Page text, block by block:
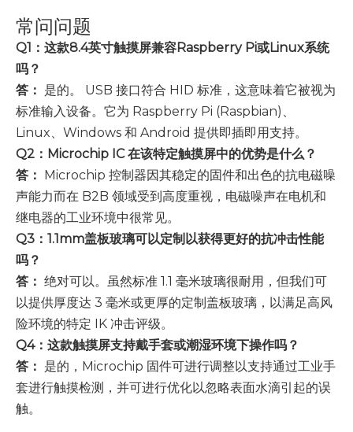
常问问题
Q1：这款8.4英寸触摸屏兼容Raspberry Pi或Linux系统
吗？
答： 是的。 USB 接口符合 HID 标准，这意味着它被视为
标准输入设备。它为 Raspberry Pi (Raspbian)、
Linux、Windows 和 Android 提供即插即用支持。
Q2：Microchip IC 在该特定触摸屏中的优势是什么？
答： Microchip 控制器因其稳定的固件和出色的抗电磁噪
声能力而在 B2B 领域受到高度重视，电磁噪声在电机和
继电器的工业环境中很常见。
Q3：1.1mm盖板玻璃可以定制以获得更好的抗冲击性能
吗？
答： 绝对可以。虽然标准 1.1 毫米玻璃很耐用，但我们可
以提供厚度达 3 毫米或更厚的定制盖板玻璃，以满足高风
险环境的特定 IK 冲击评级。
Q4：这款触摸屏支持戴手套或潮湿环境下操作吗？
答： 是的，Microchip 固件可进行调整以支持通过工业手
套进行触摸检测，并可进行优化以忽略表面水滴引起的误
触。